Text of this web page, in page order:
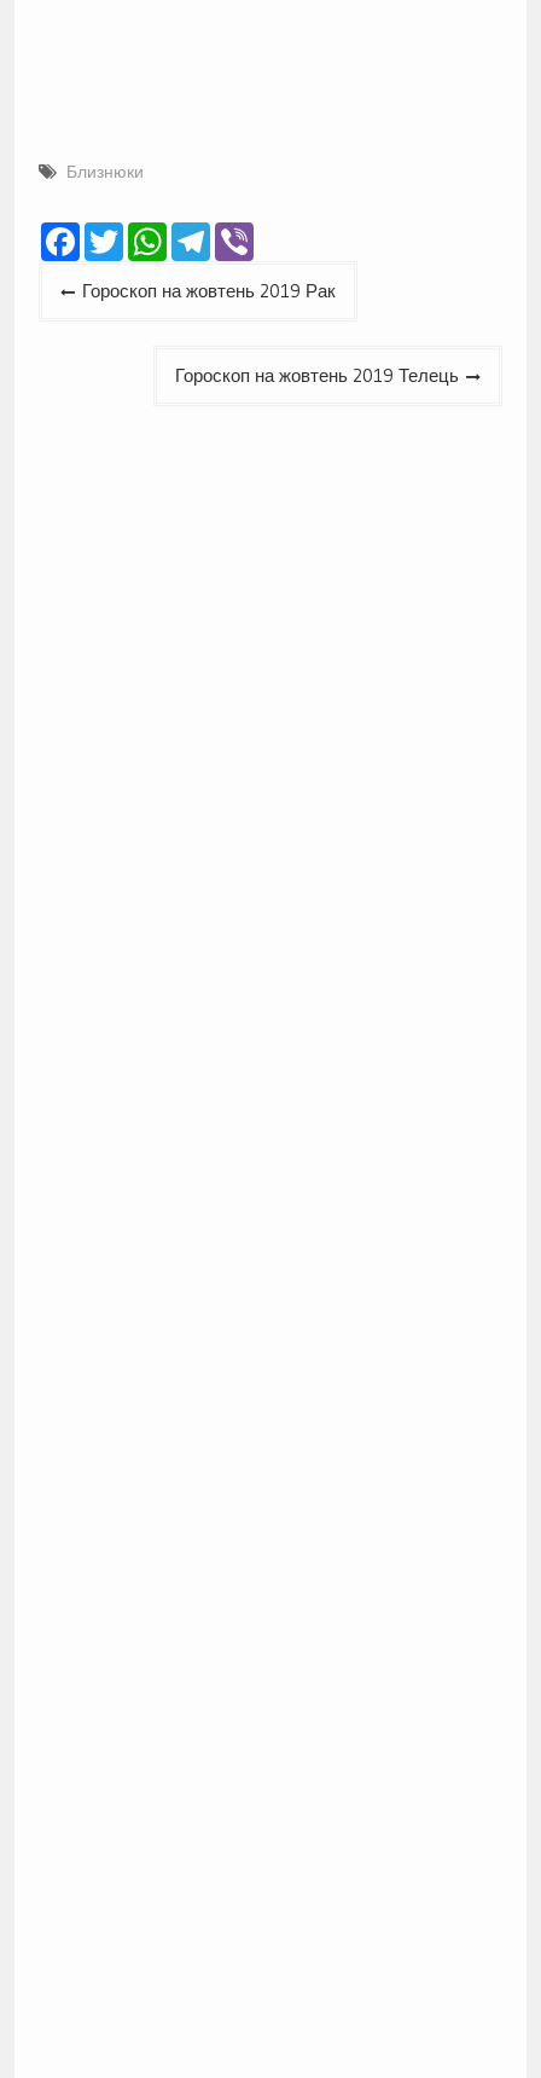
Близнюки
Facebook
TwitterWhatsApp
Telegram
Viber
Навігація
Гороскоп на жовтень 2019 Рак
Гороскоп на жовтень 2019 Телець